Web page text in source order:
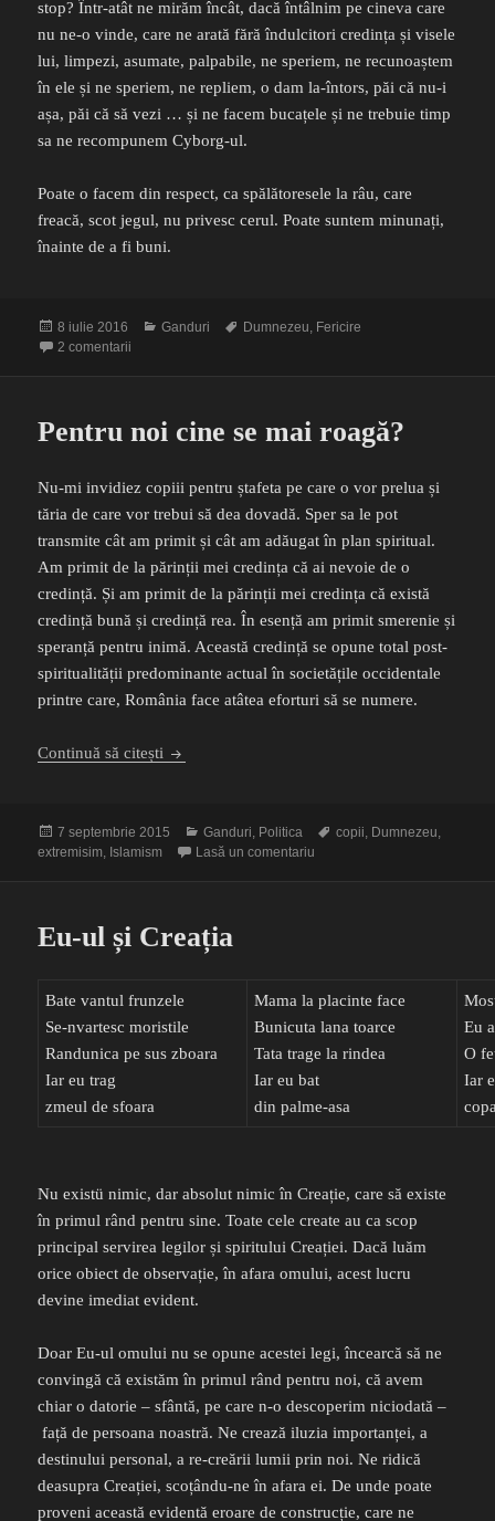
stop? Într-atât ne mirăm încât, dacă întâlnim pe cineva care
nu ne-o vinde, care ne arată fără îndulcitori credința și visele
lui, limpezi, asumate, palpabile, ne speriem, ne recunoaștem
în ele și ne speriem, ne repliem, o dam la-întors, păi că nu-i
așa, păi că să vezi … și ne facem bucațele și ne trebuie timp
sa ne recompunem Cyborg-ul.
Poate o facem din respect, ca spălătoresele la râu, care
freacă, scot jegul, nu privesc cerul. Poate suntem minunați,
înainte de a fi buni.
Publicat
pe
8 iulie 2016 Categorii
Ganduri Etichete
Dumnezeu, Fericire
2 comentarii
Pentru noi cine se mai roagă?
Nu-mi invidiez copiii pentru ștafeta pe care o vor prelua și
tăria de care vor trebui să dea dovadă. Sper sa le pot
transmite cât am primit și cât am adăugat în plan spiritual.
Am primit de la părinții mei credința că ai nevoie de o
credință. Și am primit de la părinții mei credința că există
credință bună și credință rea. În esență am primit smerenie și
speranță pentru inimă. Această credință se opune total post-
spiritualității predominante actual în societățile occidentale
printre care, România face atâtea eforturi să se numere.
Continuă să citești Pentru noi cine se mai roagă?
Publicat
pe
7 septembrie 2015 Categorii
Ganduri, Politica Etichete
copii, Dumnezeu,
extremisim, Islamism Lasă un comentariu
Eu-ul și Creația
Bate vantul frunzele
Se-nvartesc moristile
Randunica pe sus zboara
Iar eu trag
zmeul de sfoara
Mama la placinte face
Bunicuta lana toarce
Tata trage la rindea
Iar eu bat
din palme-asa
Eu
O
Iar
Nu existü nimic, dar absolut nimic în Creație, care să existe
în primul rând pentru sine. Toate cele create au ca scop
principal servirea legilor și spiritului Creației. Dacă luăm
orice obiect de observație, în afara omului, acest lucru
devine imediat evident.
Doar Eu-ul omului nu se opune acestei legi, încearcă să ne
convingă că existăm în primul rând pentru noi, că avem
chiar o datorie – sfântă, pe care n-o descoperim niciodată –
față de persoana noastră. Ne crează iluzia importanței, a
destinului personal, a re-creării lumii prin noi. Ne ridică
deasupra Creației, scoțându-ne în afara ei. De unde poate
proveni această evidentă eroare de construcție, care ne